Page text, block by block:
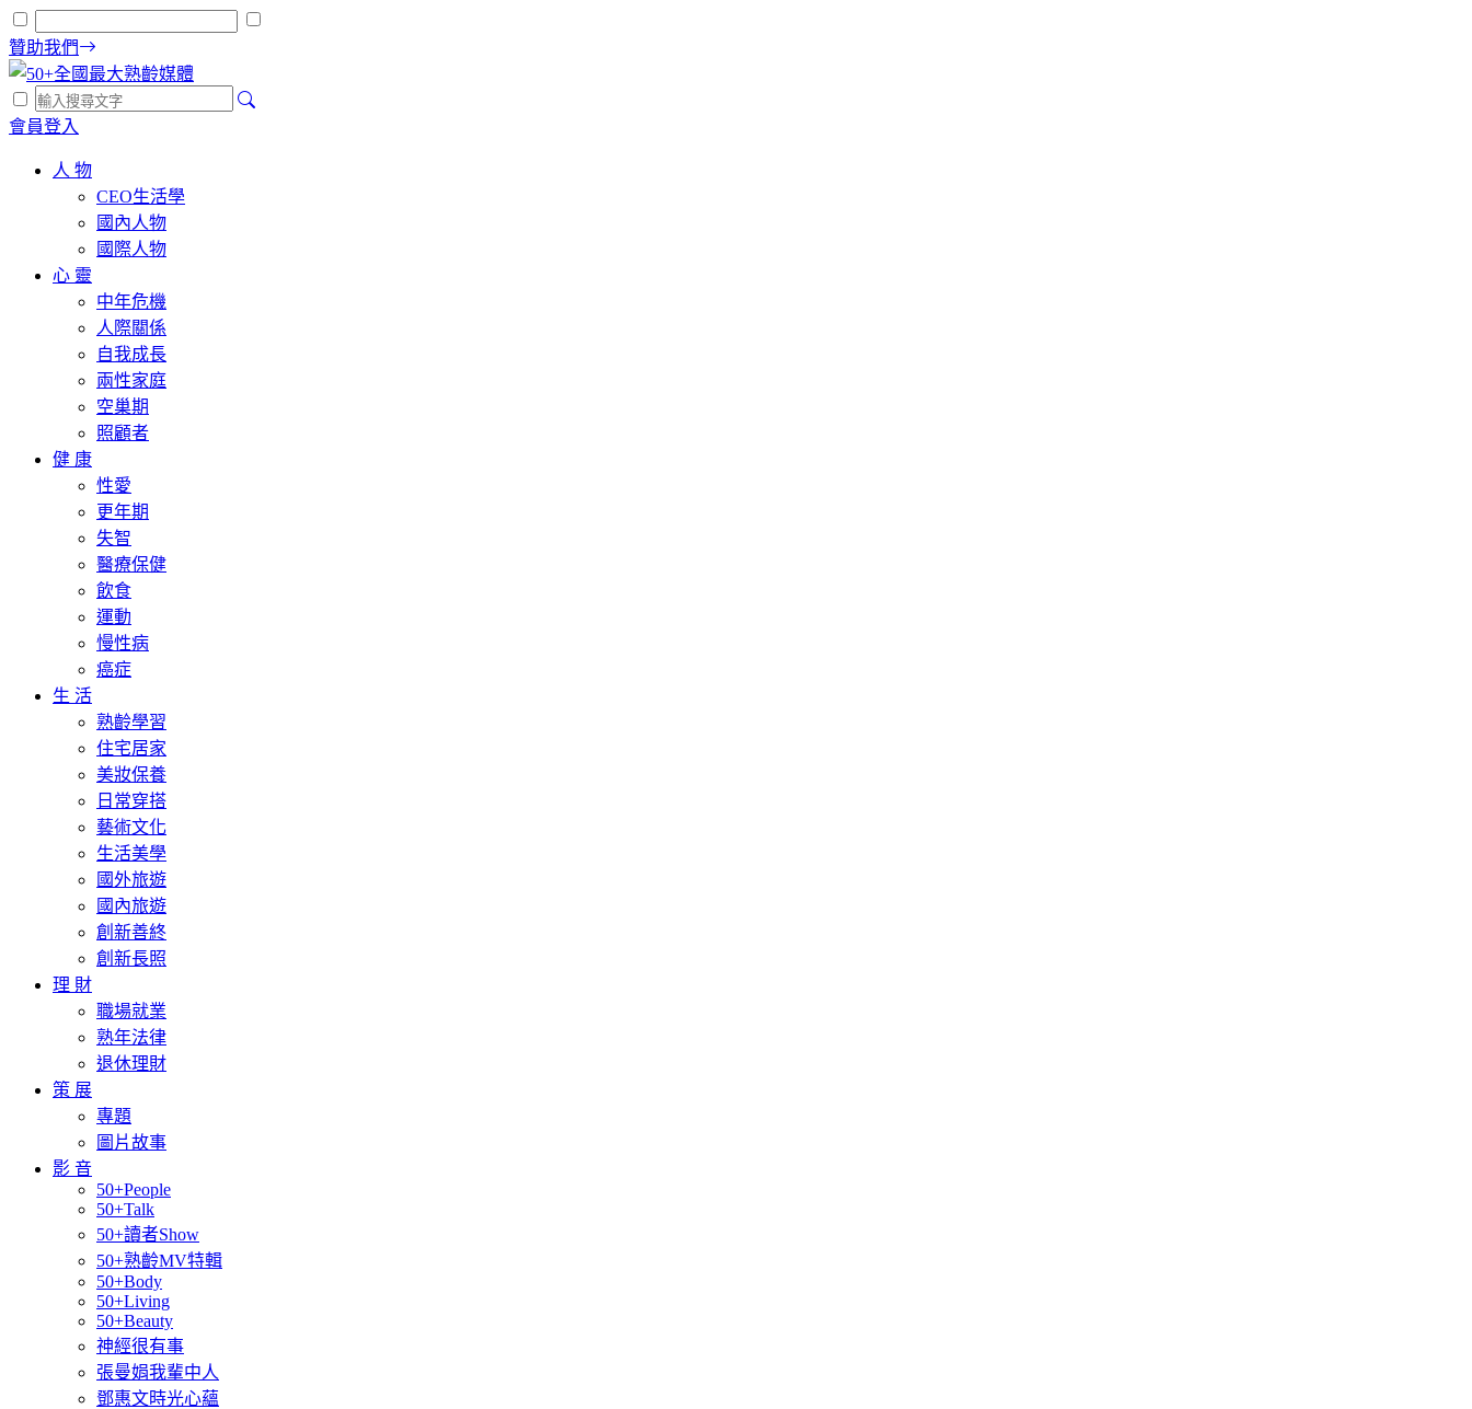
贊助我們
會員登入
人 物
CEO生活學
國內人物
國際人物
心 靈
中年危機
人際關係
自我成長
兩性家庭
空巢期
照顧者
健 康
性愛
更年期
失智
醫療保健
飲食
運動
慢性病
癌症
生 活
熟齡學習
住宅居家
美妝保養
日常穿搭
藝術文化
生活美學
國外旅遊
國內旅遊
創新善終
創新長照
理 財
職場就業
熟年法律
退休理財
策 展
專題
圖片故事
影 音
50+People
50+Talk
50+讀者Show
50+熟齡MV特輯
50+Body
50+Living
50+Beauty
神經很有事
張曼娟我輩中人
鄧惠文時光心蘊